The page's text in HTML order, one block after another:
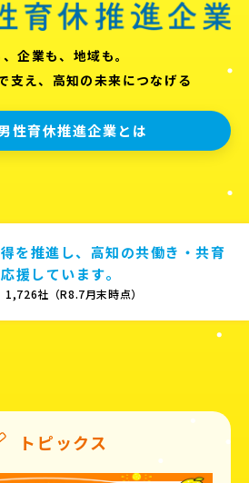
企業も、地域も。
支え、高知の未来につなげる
性育休推進企業とは
を推進し、高知の共働き・共育
援しています。
社（R8.7月末時点）
トピックス